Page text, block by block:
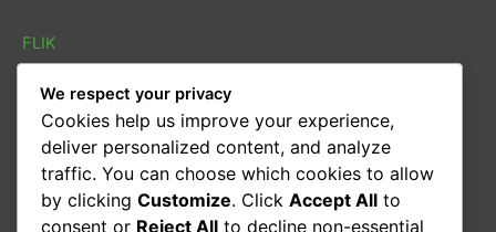
FLIK
FLIB
SOLETRAS
Sarau cultural
Conversas
Oficina de leitura
We respect your privacy
Cookies help us improve your experience,
deliver personalized content, and analyze
traffic. You can choose which cookies to allow
by clicking Customize. Click Accept All to
consent or Reject All to decline non-essential